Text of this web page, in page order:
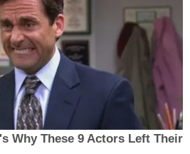
Why These 9 Actors Left Their